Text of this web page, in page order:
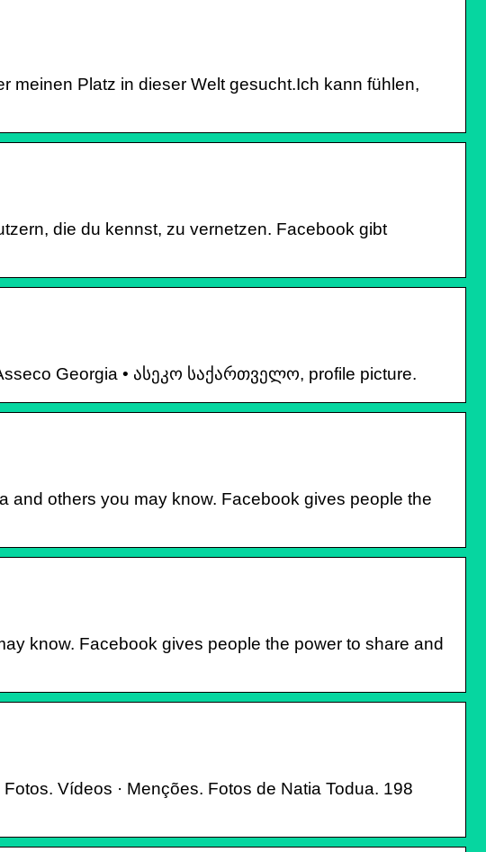
meinen Platz in dieser Welt gesucht.Ich kann fühlen,
die du kennst, zu vernetzen. Facebook gibt
Georgia • ასეკო საქართველო, profile picture.
and others you may know. Facebook gives people the
know. Facebook gives people the power to share and
Vídeos · Menções. Fotos de Natia Todua. 198